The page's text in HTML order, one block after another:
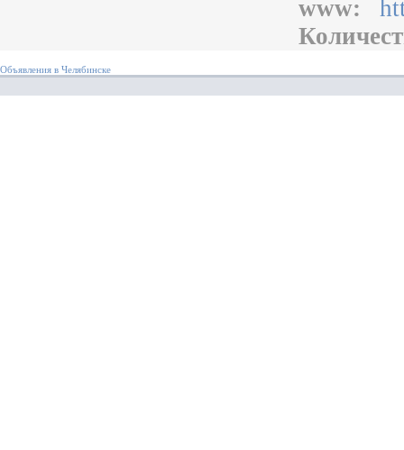
www:
Объявления в Челябинске